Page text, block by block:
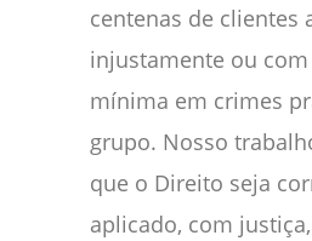
centenas de clientes
injustamente ou
mínima em crimes
grupo. Nosso
que o Direito seja
aplicado, com